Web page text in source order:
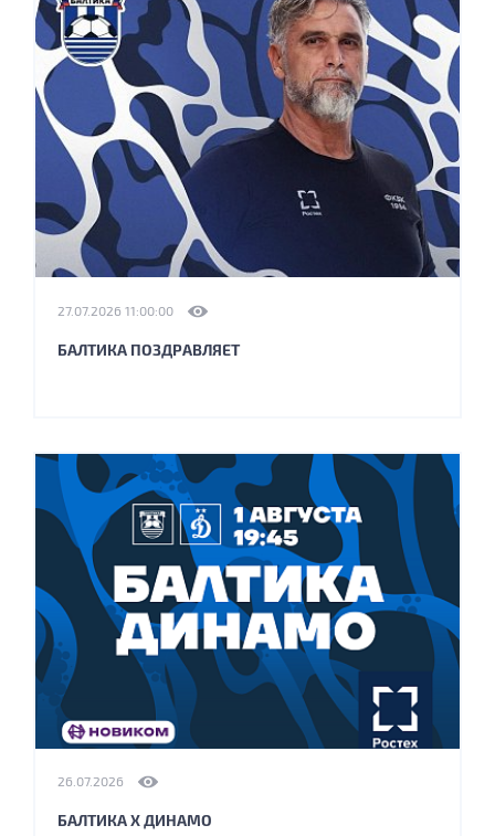
27.07.2026 11:00:00
БАЛТИКА ПОЗДРАВЛЯЕТ
26.07.2026
БАЛТИКА Х ДИНАМО